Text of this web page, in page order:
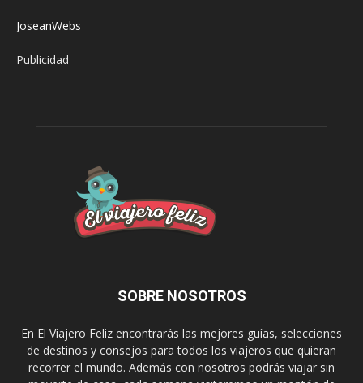
JoseanWebs
Publicidad
SOBRE NOSOTROS
En El Viajero Feliz encontrarás las mejores guías, selecciones
de destinos y consejos para todos los viajeros que quieran
recorrer el mundo. Además con nosotros podrás viajar sin